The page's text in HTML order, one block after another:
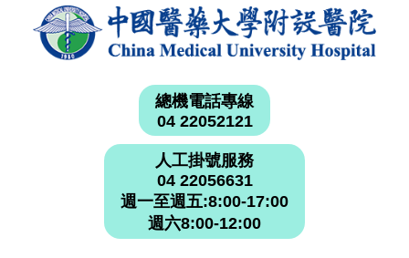
總機電話專線
04 22052121
人工掛號服務
04 22056631
週一至週五:8:00-17:00
週六8:00-12:00